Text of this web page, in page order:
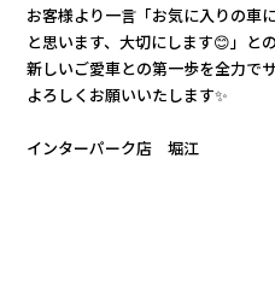
お客様より一言「お気に入りの車
と思います、大切にします😊」と
新しいご愛車との第一歩を全力で
よろしくお願いいたします✨
インターパーク店 堀江